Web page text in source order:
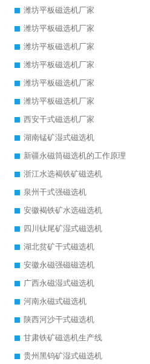
潍坊平板磁选机厂家
潍坊平板磁选机厂家
潍坊平板磁选机厂家
潍坊平板磁选机厂家
潍坊平板磁选机厂家
潍坊平板磁选机厂家
西安干式磁选机厂家
湖南锰矿湿式磁选机
新疆永磁筒磁选机的工作原理
浙江水选褐铁矿磁选机
泉州干式强磁选机
安徽褐铁矿水选磁选机
四川钛尾矿湿式磁选机
湖北贫矿干式磁选机
安徽永磁强磁磁选机
广西永磁湿式磁选机
河南永磁式磁选机
陕西河沙干式磁选机
甘肃铁矿磁选机生产线
贵州黑钨矿湿式磁选机